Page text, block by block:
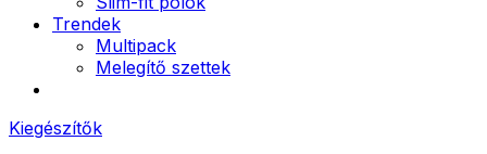
Trendek
Multipack
Melegítő szettek
Kiegészítők